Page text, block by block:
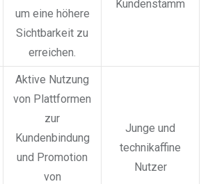
um eine höhere
Sichtbarkeit zu
erreichen.
Kundenstamm
Aktive Nutzung
von Plattformen
zur
Kundenbindung
und Promotion
von
Junge und
technikaffine
Nutzer